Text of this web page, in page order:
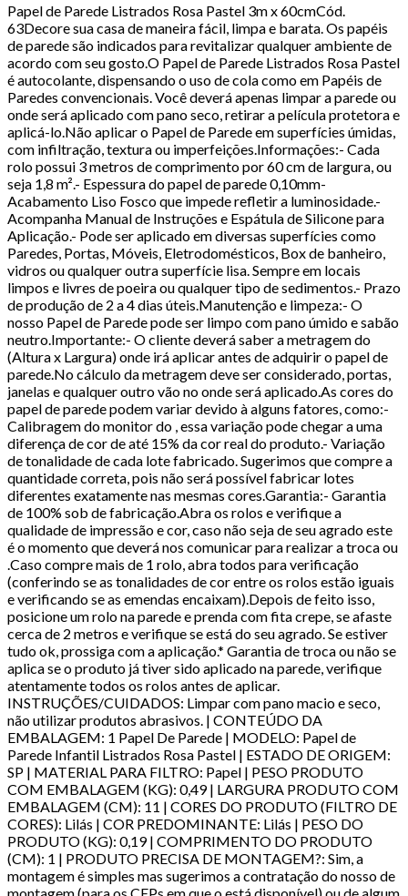
Papel de Parede Listrados Rosa Pastel 3m x 60cmCód.
63Decore sua casa de maneira fácil, limpa e barata. Os papéis
de parede são indicados para revitalizar qualquer ambiente de
acordo com seu gosto.O Papel de Parede Listrados Rosa Pastel
é autocolante, dispensando o uso de cola como em Papéis de
Paredes convencionais. Você deverá apenas limpar a parede ou
onde será aplicado com pano seco, retirar a película protetora e
aplicá-lo.Não aplicar o Papel de Parede em superfícies úmidas,
com infiltração, textura ou imperfeições.Informações:- Cada
rolo possui 3 metros de comprimento por 60 cm de largura, ou
seja 1,8 m².- Espessura do papel de parede 0,10mm-
Acabamento Liso Fosco que impede refletir a luminosidade.-
Acompanha Manual de Instruções e Espátula de Silicone para
Aplicação.- Pode ser aplicado em diversas superfícies como
Paredes, Portas, Móveis, Eletrodomésticos, Box de banheiro,
vidros ou qualquer outra superfície lisa. Sempre em locais
limpos e livres de poeira ou qualquer tipo de sedimentos.- Prazo
de produção de 2 a 4 dias úteis.Manutenção e limpeza:- O
nosso Papel de Parede pode ser limpo com pano úmido e sabão
neutro.Importante:- O cliente deverá saber a metragem do
(Altura x Largura) onde irá aplicar antes de adquirir o papel de
parede.No cálculo da metragem deve ser considerado, portas,
janelas e qualquer outro vão no onde será aplicado.As cores do
papel de parede podem variar devido à alguns fatores, como:-
Calibragem do monitor do , essa variação pode chegar a uma
diferença de cor de até 15% da cor real do produto.- Variação
de tonalidade de cada lote fabricado. Sugerimos que compre a
quantidade correta, pois não será possível fabricar lotes
diferentes exatamente nas mesmas cores.Garantia:- Garantia
de 100% sob de fabricação.Abra os rolos e verifique a
qualidade de impressão e cor, caso não seja de seu agrado este
é o momento que deverá nos comunicar para realizar a troca ou
.Caso compre mais de 1 rolo, abra todos para verificação
(conferindo se as tonalidades de cor entre os rolos estão iguais
e verificando se as emendas encaixam).Depois de feito isso,
posicione um rolo na parede e prenda com fita crepe, se afaste
cerca de 2 metros e verifique se está do seu agrado. Se estiver
tudo ok, prossiga com a aplicação.* Garantia de troca ou não se
aplica se o produto já tiver sido aplicado na parede, verifique
atentamente todos os rolos antes de aplicar.
INSTRUÇÕES/CUIDADOS: Limpar com pano macio e seco,
não utilizar produtos abrasivos. | CONTEÚDO DA
EMBALAGEM: 1 Papel De Parede | MODELO: Papel de
Parede Infantil Listrados Rosa Pastel | ESTADO DE ORIGEM:
SP | MATERIAL PARA FILTRO: Papel | PESO PRODUTO
COM EMBALAGEM (KG): 0,49 | LARGURA PRODUTO COM
EMBALAGEM (CM): 11 | CORES DO PRODUTO (FILTRO DE
CORES): Lilás | COR PREDOMINANTE: Lilás | PESO DO
PRODUTO (KG): 0,19 | COMPRIMENTO DO PRODUTO
(CM): 1 | PRODUTO PRECISA DE MONTAGEM?: Sim, a
montagem é simples mas sugerimos a contratação do nosso de